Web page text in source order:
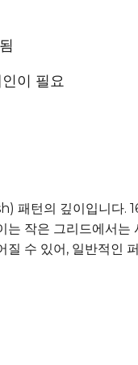
이 필요
패턴의 깊이입니다.
작은 그리드에서는
수 있어, 일반적인